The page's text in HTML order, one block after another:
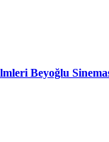
Beyoğlu